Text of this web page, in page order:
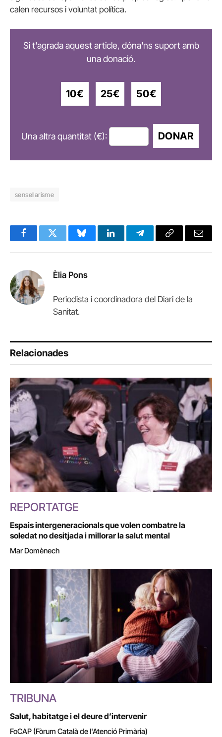
calen recursos i voluntat política.
Si t'agrada aquest article, dóna'ns suport amb
una donació.
10€ 25€ 50€
Una altra quantitat (€): DONAR
sensellarisme
FacebookTwitter BlueskyLinkedInTelegramCopy
Email
Èlia Pons
Periodista i coordinadora del Diari de la
Sanitat.
Relacionades
REPORTATGE
Espais intergeneracionals que volen combatre la
soledat no desitjada i millorar la salut mental
Mar Domènech
TRIBUNA
Salut, habitatge i el deure d’intervenir
FoCAP (Fòrum Català de l'Atenció Primària)